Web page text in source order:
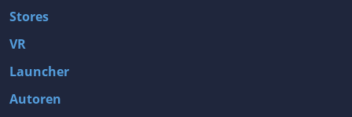
Stores
VR
Launcher
Autoren